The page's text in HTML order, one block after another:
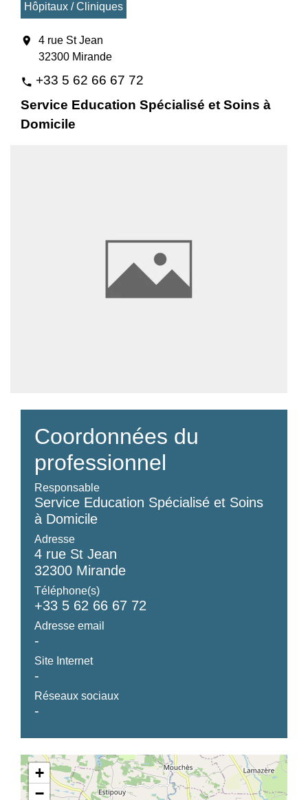
Hôpitaux / Cliniques
location_on
4 rue St Jean
32300 Mirande
phone +33 5 62 66 67 72
Service Education Spécialisé et Soins à
Domicile
Coordonnées du
professionnel
Responsable
Service Education Spécialisé et Soins
à Domicile
Adresse
4 rue St Jean
32300 Mirande
Téléphone(s)
+33 5 62 66 67 72
Adresse email
-
Site Internet
-
Réseaux sociaux
-
+
−